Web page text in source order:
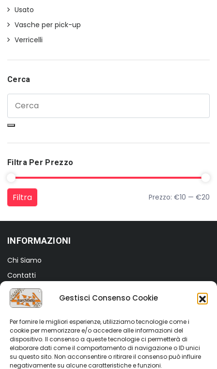
Gestisci Consenso Cookie
Per fornire le migliori esperienze, utilizziamo tecnologie come i
cookie per memorizzare e/o accedere alle informazioni del
dispositivo. Il consenso a queste tecnologie ci permetterà di
elaborare dati come il comportamento di navigazione o ID unici
su questo sito. Non acconsentire o ritirare il consenso può influire
negativamente su alcune caratteristiche e funzioni.
Usato
Vasche per pick-up
Verricelli
Cerca
Filtra Per Prezzo
Prezzo Min
Prezzo Max
Filtra Prezzo: €10 — €20
INFORMAZIONI
Chi Siamo
Contatti
Termini e Condizioni
Privacy Policy
Cookie Policy (UE)
SHOP
Shop